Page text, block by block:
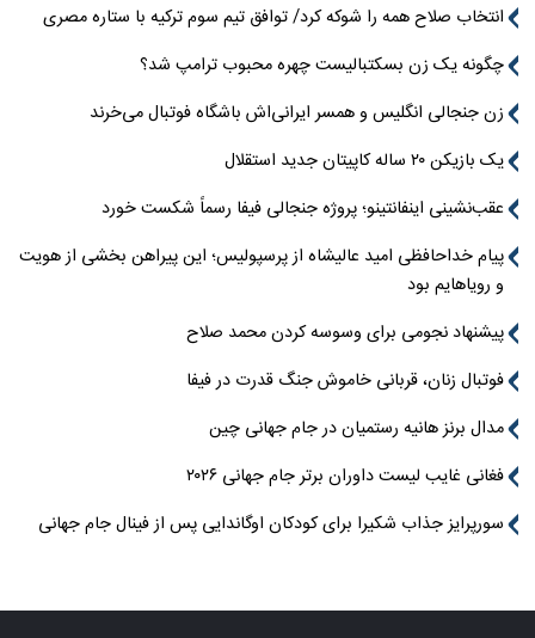
انتخاب صلاح همه را شوکه کرد/ توافق تیم سوم ترکیه با ستاره مصری
چگونه یک زن بسکتبالیست چهره محبوب ترامپ شد؟
زن جنجالی انگلیس و همسر ایرانی‌اش باشگاه فوتبال می‌خرند
یک بازیکن ۲۰ ساله کاپیتان جدید استقلال
عقب‌نشینی اینفانتینو؛ پروژه جنجالی فیفا رسماً شکست خورد
پیام خداحافظی امید عالیشاه از پرسپولیس؛ این پیراهن بخشی از هویت
و رویاهایم بود
پیشنهاد نجومی برای وسوسه کردن محمد صلاح
فوتبال زنان، قربانی خاموش جنگ قدرت در فیفا
مدال برنز هانیه رستمیان در جام جهانی چین
فغانی غایب لیست داوران برتر جام جهانی ۲۰۲۶
سورپرایز جذاب شکیرا برای کودکان اوگاندایی پس از فینال جام جهانی